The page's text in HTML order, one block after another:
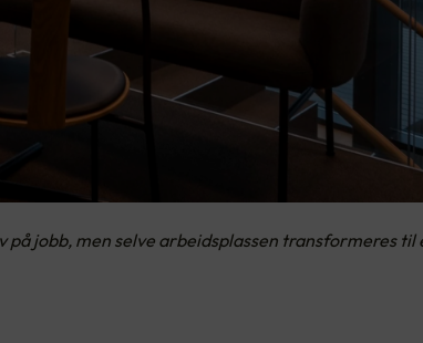
jobb, men selve arbeidsplassen transformeres